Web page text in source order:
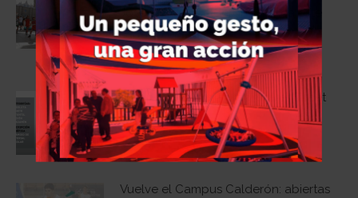
José Manuel Calderón arranca este
sábado en Zafra
6 mayo, 2026
Una primavera más regresa el Street
Basket Tour
30 abril, 2026
Vuelve el Campus Calderón: abiertas